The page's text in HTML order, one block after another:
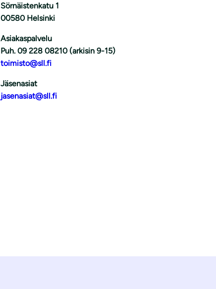
Sörnäistenkatu 1
00580 Helsinki
Asiakaspalvelu
Puh. 09 228 08210 (arkisin 9-15)
toimisto@sll.fi
Jäsenasiat
jasenasiat@sll.fi